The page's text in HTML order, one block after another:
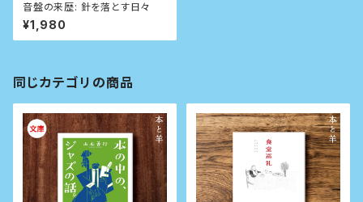
音盤の来歴: 針を落とす日々
¥1,980
同じカテゴリの商品